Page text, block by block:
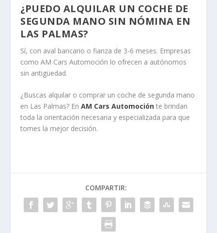
¿PUEDO ALQUILAR UN COCHE DE
SEGUNDA MANO SIN NÓMINA EN
LAS PALMAS?
Sí, con aval bancario o fianza de 3-6 meses. Empresas
como AM Cars Automoción lo ofrecen a autónomos
sin antigüedad.
¿Buscas alquilar o comprar un coche de segunda mano
en Las Palmas? EnAM Cars Automoción te brindan
toda la orientación necesaria y especializada para que
tomes la mejor decisión.
COMPARTIR: